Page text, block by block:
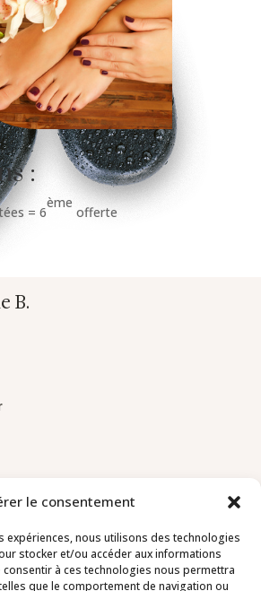
le consentement
expériences, nous utilisons des technologies
stocker et/ou accéder aux informations
à ces technologies nous permettra
que le comportement de navigation ou
:
= 6
ème
offerte
B.